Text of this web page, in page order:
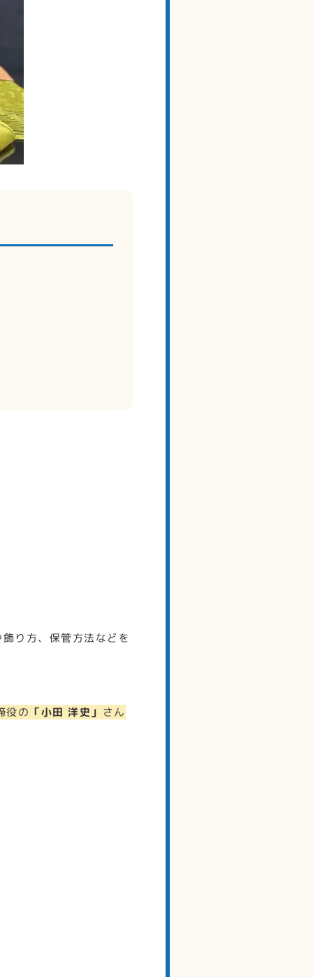
り方、保管方法などを
役の 「小田 洋史」 さん